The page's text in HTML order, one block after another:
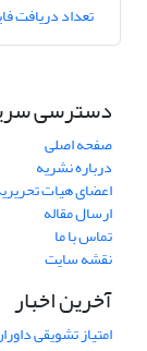
تعداد دریافت
دسترسی
صفحه اصلی
درباره نشریه
اعضای هیات
ارسال مقاله
تماس با ما
نقشه سایت
آخرین اخبار
امتیاز تشویقی